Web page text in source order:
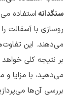
سنگدانه استفاده
روسازی با آسفالت را
می‌دهند. این
بر نتیجه کلی خواهد
می‌دهید، با مزایا و
بررسی آن‌ها